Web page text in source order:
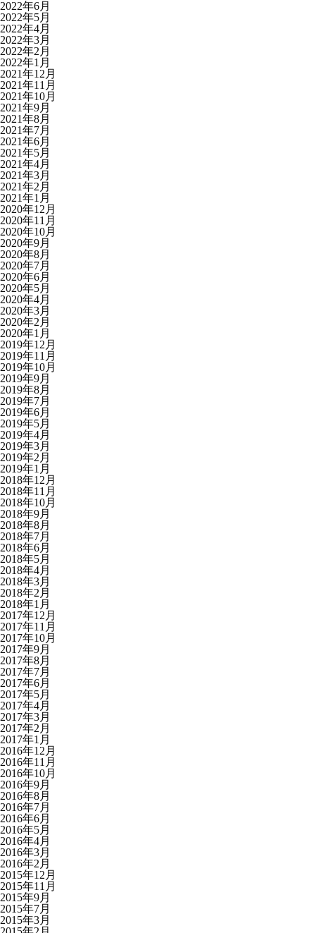
2022年6月
2022年5月
2022年4月
2022年3月
2022年2月
2022年1月
2021年12月
2021年11月
2021年10月
2021年9月
2021年8月
2021年7月
2021年6月
2021年5月
2021年4月
2021年3月
2021年2月
2021年1月
2020年12月
2020年11月
2020年10月
2020年9月
2020年8月
2020年7月
2020年6月
2020年5月
2020年4月
2020年3月
2020年2月
2020年1月
2019年12月
2019年11月
2019年10月
2019年9月
2019年8月
2019年7月
2019年6月
2019年5月
2019年4月
2019年3月
2019年2月
2019年1月
2018年12月
2018年11月
2018年10月
2018年9月
2018年8月
2018年7月
2018年6月
2018年5月
2018年4月
2018年3月
2018年2月
2018年1月
2017年12月
2017年11月
2017年10月
2017年9月
2017年8月
2017年7月
2017年6月
2017年5月
2017年4月
2017年3月
2017年2月
2017年1月
2016年12月
2016年11月
2016年10月
2016年9月
2016年8月
2016年7月
2016年6月
2016年5月
2016年4月
2016年3月
2016年2月
2015年12月
2015年11月
2015年9月
2015年7月
2015年3月